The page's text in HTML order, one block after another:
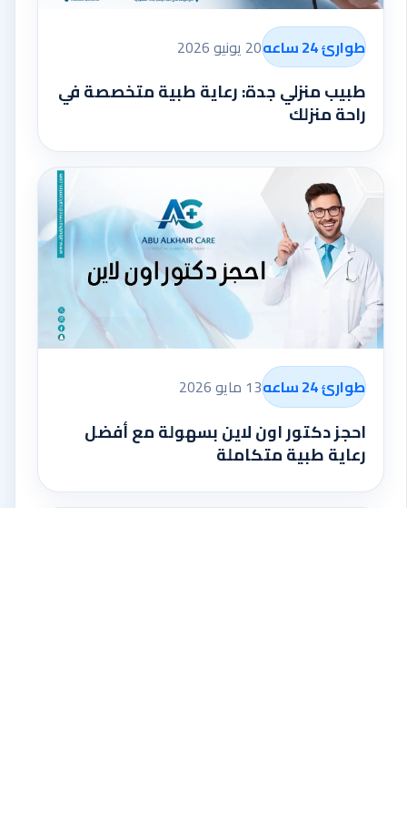
طوارئ 24 ساعه 20 يونيو 2026
طبيب منزلي جدة: رعاية طبية متخصصة في
راحة منزلك
طوارئ 24 ساعه 13 مايو 2026
احجز دكتور اون لاين بسهولة مع أفضل
رعاية طبية متكاملة